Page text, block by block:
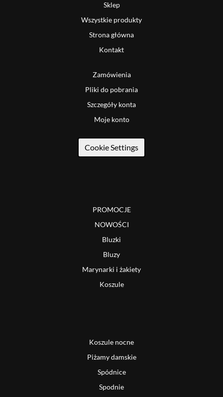
Sklep
Wszystkie produkty
Strona główna
Kontakt
Zamówienia
Pliki do pobrania
Szczegóły konta
Moje konto
Cookie Settings
PROMOCJE
NOWOŚCI
Bluzki
Bluzy
Marynarki i żakiety
Koszule
Koszule nocne
Piżamy damskie
Spódnice
Spodnie